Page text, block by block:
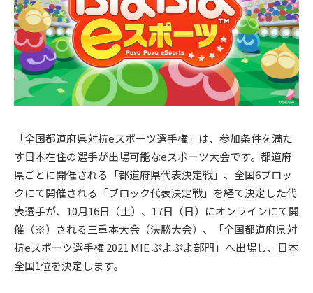
「全国都道府県対抗eスポーツ選手権」は、参加条件を満た
す日本在住の選手が出場可能なeスポーツ大会です。都道府
県ごとに開催される「都道府県代表決定戦」、全国6ブロッ
クにて開催される「ブロック代表決定戦」を経て決定した代
表選手が、10月16日（土）、17日（日）にオンラインにて開
催（※）される三重本大会（決勝大会）、「全国都道府県対
抗eスポーツ選手権 2021 MIE ぷよぷよ部門」へ出場し、日本
全国1位を決定します。